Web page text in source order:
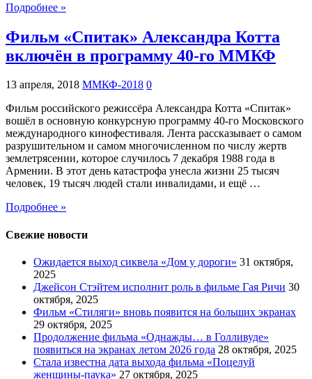
Подробнее »
Фильм «Спитак» Александра Котта
включён в программу 40-го ММКФ
13 апреля, 2018 ММКФ-2018 0
Фильм российского режиссёра Александра Котта «Спитак»
вошёл в основную конкурсную программу 40-го Московского
международного кинофестиваля. Лента рассказывает о самом
разрушительном и самом многочисленном по числу жертв
землетрясении, которое случилось 7 декабря 1988 года в
Армении. В этот день катастрофа унесла жизни 25 тысяч
человек, 19 тысяч людей стали инвалидами, и ещё …
Подробнее »
Свежие новости
Ожидается выход сиквела «Дом у дороги» 31 октября,
2025
Джейсон Стэйтем исполнит роль в фильме Гая Ричи 30
октября, 2025
Фильм «Стиляги» вновь появится на больших экранах
29 октября, 2025
Продолжение фильма «Однажды… в Голливуде»
появиться на экранах летом 2026 года 28 октября, 2025
Стала известна дата выхода фильма «Поцелуй
женщины-паука» 27 октября, 2025